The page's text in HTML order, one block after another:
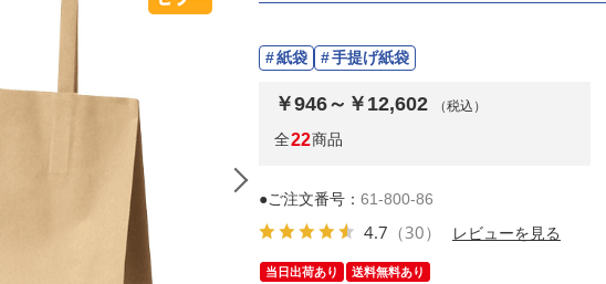
紙袋 手提げ紙袋
￥946～￥12,602 （税込）
全22商品
●ご注文番号： 61-800-86
4.7 （30） レビューを見る
当日出荷あり 送料無料あり